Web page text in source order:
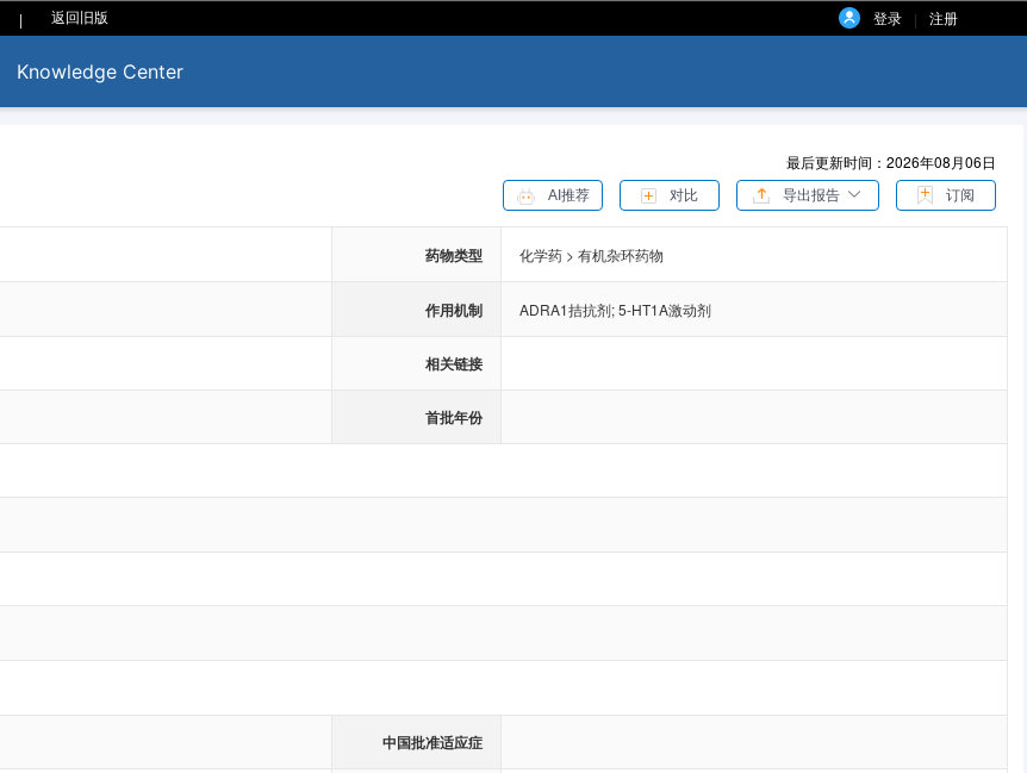
| 返回旧版 登录 | 注册
Knowledge Center
最后更新时间：2026年08月06日
AI推荐 对比 导出报告 订阅
药物类型 化学药 > 有机杂环药物
作用机制 ADRA1拮抗剂;5-HT1A激动剂
相关链接
首批年份
中国批准适应症